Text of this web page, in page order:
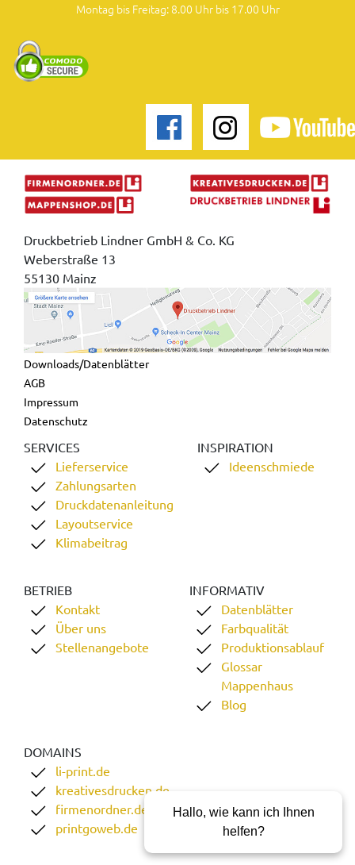
Montag bis Freitag: 8.00 Uhr bis 17.00 Uhr
Druckbetrieb Lindner GmbH & Co. KG
Weberstraße 13
55130 Mainz
Downloads/Datenblätter
AGB
Impressum
Datenschutz
SERVICES
Lieferservice
Zahlungsarten
Druckdatenanleitung
Layoutservice
Klimabeitrag
INSPIRATION
Ideenschmiede
BETRIEB
Kontakt
Über uns
Stellenangebote
INFORMATIV
Datenblätter
Farbqualität
Produktionsablauf
Glossar
Mappenhaus
Blog
DOMAINS
li-print.de
kreativesdrucken.de
firmenordner.de
printgoweb.de
Hallo, wie kann ich Ihnen
helfen?